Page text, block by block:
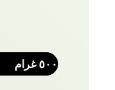
٥٠٠ غرام